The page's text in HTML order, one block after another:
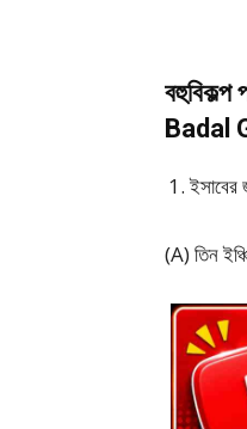
Badal
ইসাবের
(A) তিন